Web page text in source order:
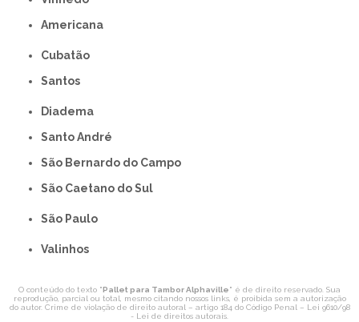
americana
Cubatão
Santos
Diadema
Santo André
São Bernardo do Campo
São Caetano do Sul
São Paulo
Valinhos
O conteúdo do texto " Pallet para Tambor Alphaville" é de direito reservado. Sua
reprodução, parcial ou total, mesmo citando nossos links, é proibida sem a autorização
do autor. Crime de violação de direito autoral – artigo 184 do Código Penal – Lei 9610/98
- Lei de direitos autorais.